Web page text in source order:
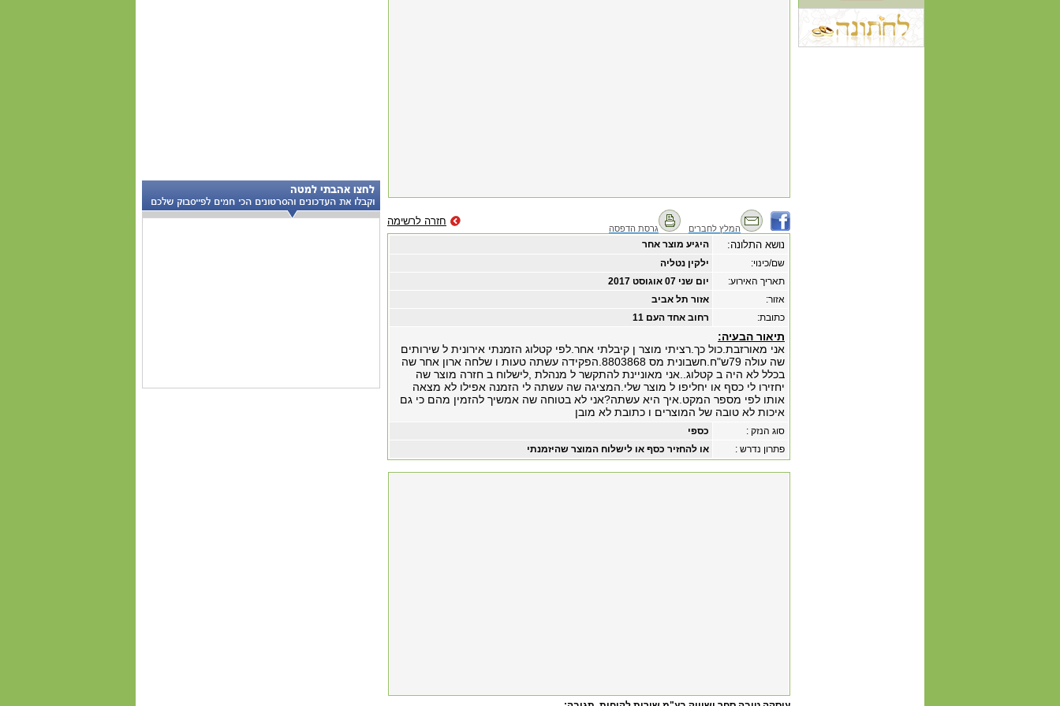
חזרה לרשימה
גרסת הדפסה המלץ לחברים
היגיע מוצר אחר נושא התלונה:
ילקין נטליה
שם/כינוי:
‏יום שני ‏07 ‏אוגוסט ‏2017
תאריך האירוע:
אזור תל אביב
אזור:
רחוב אחד העם 11
כתובת:
תיאור הבעיה:
אני מאורזבת.כול כך.רציתי מוצר ן קיבלתי אחר.לפי קטלוג הזמנתי אירונית ל שירותים
שה עולה 79ש"ח.חשבונית מס 8803868.הפקידה עשתה טעות ו שלחה ארון אחר שה
בכלל לא היה ב קטלוג..אני מאוניינת להתקשר ל מנהלת ,לישלוח ב חזרה מוצר שה
יחזירו לי כסף או יחליפו ל מוצר שלי.המציגה שה עשתה לי הזמנה אפילו לא מצאה
אותו לפי מספר המקט.איך היא עשתה?אני לא בטוחה שה אמשיך להזמין מהם כי גם
איכות לא טובה של המוצרים ו כתובת לא מובן
כספי
סוג הנזק :
או להחזיר כסף או לישלוח המוצר שהיזמנתי
פתרון נדרש :